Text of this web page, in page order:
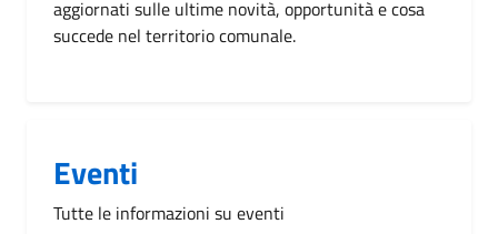
aggiornati sulle ultime novità, opportunità e cosa
succede nel territorio comunale.
Eventi
Tutte le informazioni su eventi